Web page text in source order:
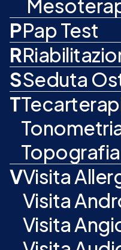
PPap Test
R
SSeduta
T
VVisita
Visita
Visita